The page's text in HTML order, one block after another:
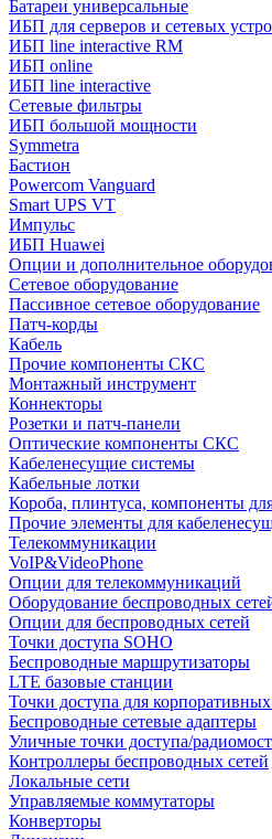
Батареи универсальные
ИБП для серверов и сетевых
ИБП line interactive RM
ИБП online
ИБП linе interactive
Сетевые фильтры
ИБП большой мощности
Symmetra
Бастион
Powercom Vanguard
Smart UPS VT
Импульс
ИБП Huawei
Опции и дополнительное
Сетевое оборудование
Пассивное сетевое оборудование
Патч-корды
Кабель
Прочие компоненты СКС
Монтажный инструмент
Коннекторы
Розетки и патч-панели
Оптические компоненты СКС
Кабеленесущие системы
Кабельные лотки
Короба, плинтуса, компоненты
Прочие элементы для
Телекоммуникации
VoIP&VideoPhone
Опции для телекоммуникаций
Оборудование беспроводных
Опции для беспроводных сетей
Точки доступа SOHO
Беспроводные маршрутизаторы
LTE базовые станции
Точки доступа для корпоративных
Беспроводные сетевые адаптеры
Уличные точки доступа/
Контроллеры беспроводных сетей
Локальные сети
Управляемые коммутаторы
Конверторы